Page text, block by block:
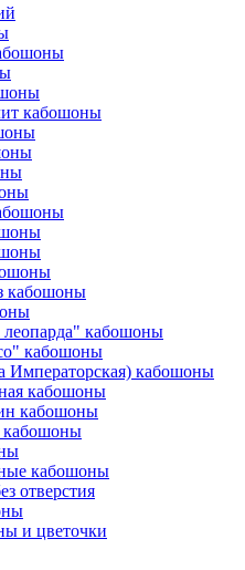
кабошоны
кабошоны
кабошоны
кабошоны
Императорская) кабошоны
кабошоны
кабошоны
кабошоны
кабошоны
отверстия
и цветочки